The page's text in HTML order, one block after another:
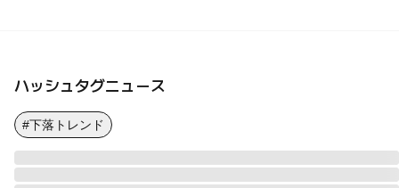
ハッシュタグニュース
#下落トレンド